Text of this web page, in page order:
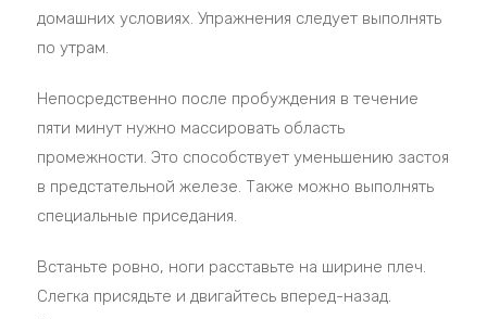
домашних условиях. Упражнения следует выполнять
по утрам.
Непосредственно после пробуждения в течение
пяти минут нужно массировать область
промежности. Это способствует уменьшению застоя
в предстательной железе. Также можно выполнять
специальные приседания.
Встаньте ровно, ноги расставьте на ширине плеч.
Слегка присядьте и двигайтесь вперед-назад.